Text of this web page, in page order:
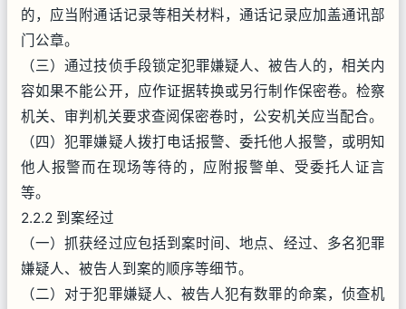
的，应当附通话记录等相关材料，通话记录应加盖通讯部
门公章。
（三）通过技侦手段锁定犯罪嫌疑人、被告人的，相关内
容如果不能公开，应作证据转换或另行制作保密卷。检察
机关、审判机关要求查阅保密卷时，公安机关应当配合。
（四）犯罪嫌疑人拨打电话报警、委托他人报警，或明知
他人报警而在现场等待的，应附报警单、受委托人证言
等。
2.2.2 到案经过
（一）抓获经过应包括到案时间、地点、经过、多名犯罪
嫌疑人、被告人到案的顺序等细节。
（二）对于犯罪嫌疑人、被告人犯有数罪的命案，侦查机